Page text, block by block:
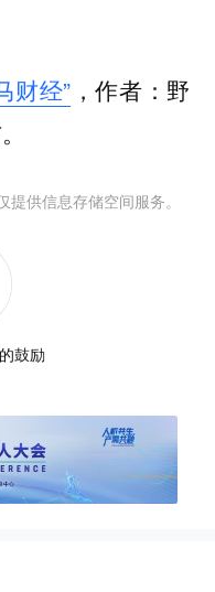
财经” ，作者：野
供信息存储空间服务。
鼓励